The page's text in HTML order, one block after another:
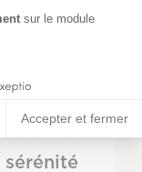
sur le module
Accepter et fermer
sérénité